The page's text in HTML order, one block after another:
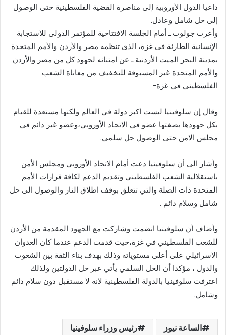
داعيا الدول الأوروبية إلى مناصرة القضية الفلسطينية حتى الوصول
إلى حل شامل وعادل.
وأعرب جولوب ـ أمام الجلسة الافتتاحية للمؤتمر الدولى للاستجابة
الإنسانية الطارئة فى غزة، الذى تنظمه مصر والأردن والأمم المتحدة
بمدينة البحر الميت الأردنية ـ عن امتنانه لجهود كل من مصر والأردن
والأمم المتحدة غير المسبوقة للتخفيف من معاناة الشعب
الفلسطيني في غزة-
وقال إن سلوفينيا ليست اكبر دولة في العالم ولكنها مستعدة للقيام
بكل جهودها بصفتها عضو في الاتحاد الأوروبي،وعضو غير دائم في
مجلس الامن حتى الوصول حل سلمي.
وأشار الى أن سلوفينيا دعت أمام الاتحاد الأوروبي ومجلس الأمن
باستقلالية الشعب الفلسطيني وتقديم الدعم لكافة قرارات الأمم
المتحدة ذات الصلة والتي تتعلق بوقف اطلاق النار والوصول الى حل
شامل وسلام دائم .
وأضاف أن سلوفينيا انضمت وشاركت مع الجهود المقدمة من الأردن
للشعب الفلسطيني في غزة،حيث قدمت الدعم عندما كان العدوان
الاسرائيلي على أعلى مستوياته وذلك بهدف بناء الثقة بين الشعوب
والدول ، مؤكدا أن الحل السلمي يأتي عبر حل الدولتين ولذلك
اعترفت سلوفينيا بالدولة الفلسطينية لانه لا مستقبل دون سلام دائم
وشامل.
الساعة نيوز رئيس وزراء سلوفينيا